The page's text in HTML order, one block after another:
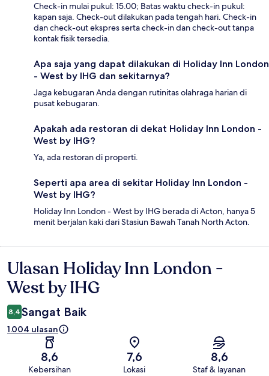
Check-in mulai pukul: 15.00; Batas waktu check-in pukul:
kapan saja. Check-out dilakukan pada tengah hari. Check-in
dan check-out ekspres serta check-in dan check-out tanpa
kontak fisik tersedia.
Apa saja yang dapat dilakukan di Holiday Inn London
- West by IHG dan sekitarnya?
Jaga kebugaran Anda dengan rutinitas olahraga harian di
pusat kebugaran.
Apakah ada restoran di dekat Holiday Inn London -
West by IHG?
Ya, ada restoran di properti.
Seperti apa area di sekitar Holiday Inn London -
West by IHG?
Holiday Inn London - West by IHG berada di Acton, hanya 5
menit berjalan kaki dari Stasiun Bawah Tanah North Acton.
Ulasan
Ulasan Holiday Inn London -
West by IHG
8,4 Sangat Baik
1.004 ulasan
8,6
Kebersihan
7,6
Lokasi
8,6
Staf & layanan